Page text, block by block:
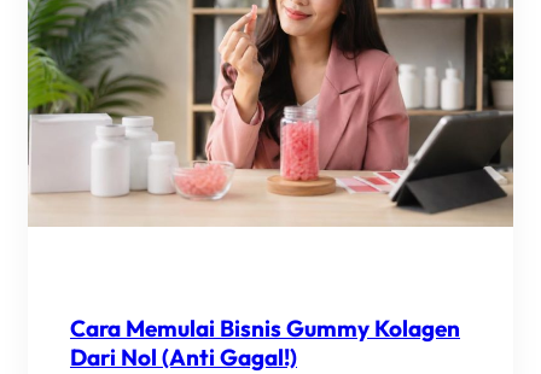
Cara Memulai Bisnis Gummy Kolagen
Dari Nol (Anti Gagal!)